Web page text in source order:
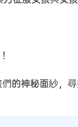
的神秘面紗，